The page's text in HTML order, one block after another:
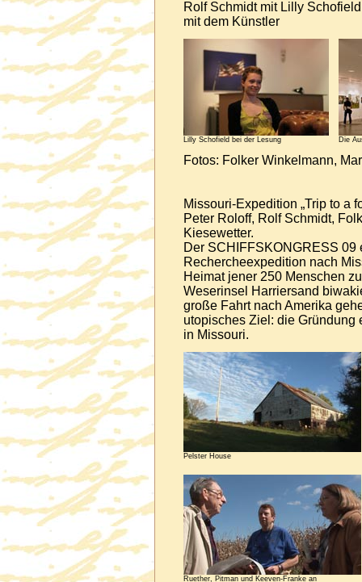
Rolf Schmidt mit Lilly
mit dem Künstler
Lilly Schofield bei der Lesung Die
Fotos: Folker Winkelmann,
Missouri-Expedition „Trip to a
Peter Roloff, Rolf Schmidt,
Kiesewetter.
Der SCHIFFSKONGRESS 09
Rechercheexpedition nach
Heimat jener 250 Menschen
Weserinsel Harriersand
große Fahrt nach Amerika
utopisches Ziel: die Gründung
in Missouri.
Pelster House
Ruether, Pitman und Keeven-Franke an